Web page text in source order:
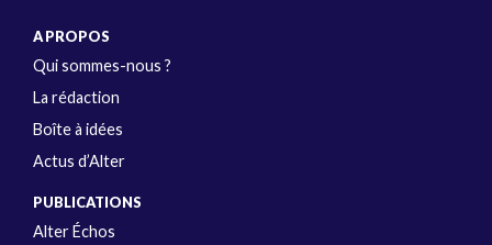
A PROPOS
Qui sommes-nous ?
La rédaction
Boîte à idées
Actus d’Alter
PUBLICATIONS
Alter Échos